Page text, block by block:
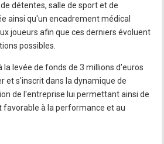
détentes, salle de sport et de
ainsi qu'un encadrement médical
joueurs afin que ces derniers évoluent
possibles.
levée de fonds de 3 millions d'euros
et s'inscrit dans la dynamique de
de l'entreprise lui permettant ainsi de
à la performance et au